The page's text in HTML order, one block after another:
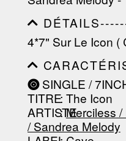
----------------
4*7" Sur Le Icon (
SINGLE /
TITRE: The Icon
ARTISTE
:Merciless /
/ Sandrea Melody